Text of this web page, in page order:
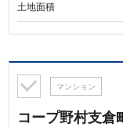
土地面積
マンション
コープ野村支倉